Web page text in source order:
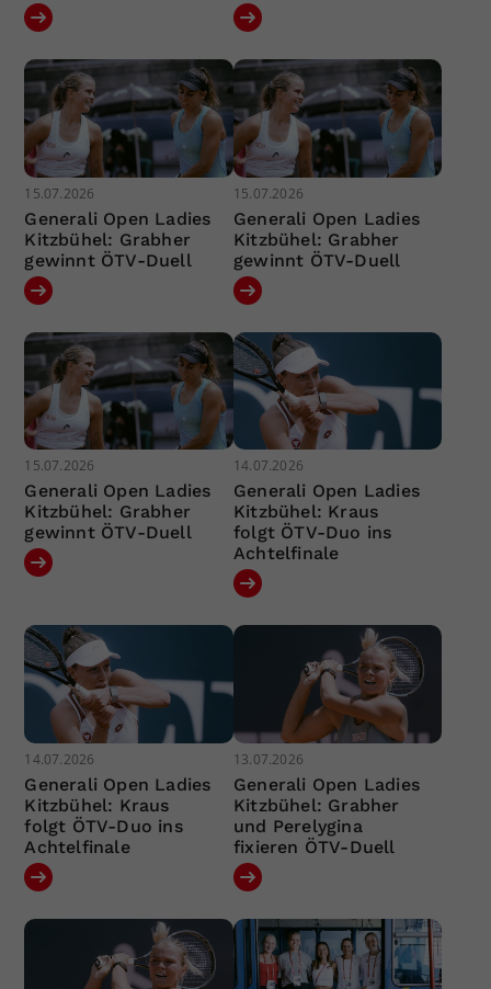
15.07.2026
Generali Open Ladies
Kitzbühel: Grabher
gewinnt ÖTV-Duell
15.07.2026
Generali Open Ladies
Kitzbühel: Grabher
gewinnt ÖTV-Duell
15.07.2026
Generali Open Ladies
Kitzbühel: Grabher
gewinnt ÖTV-Duell
14.07.2026
Generali Open Ladies
Kitzbühel: Kraus
folgt ÖTV-Duo ins
Achtelfinale
14.07.2026
Generali Open Ladies
Kitzbühel: Kraus
folgt ÖTV-Duo ins
Achtelfinale
13.07.2026
Generali Open Ladies
Kitzbühel: Grabher
und Perelygina
fixieren ÖTV-Duell